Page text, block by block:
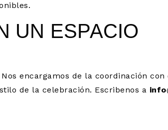
UN ESPACIO
encargamos de la coordinación
de la celebración. Escribenos a